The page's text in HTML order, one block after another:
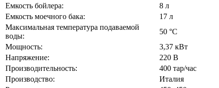
Емкость бойлера:
8 л
Емкость моечного бака:
17 л
Максимальная температура подаваемой
воды:
50 °C
Мощность:
3,37 кВт
Напряжение:
220 В
Производительность:
400 тар/час
Производство:
Италия